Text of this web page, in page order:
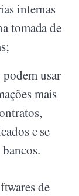
internas
tomada de
podem usar
mais
e se
de